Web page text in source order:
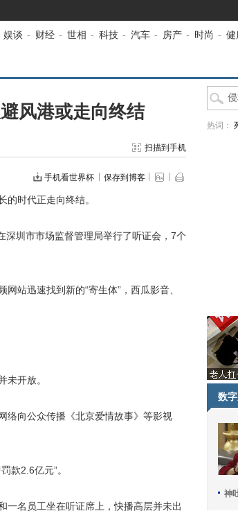
娱谈 - 财经 - 世相 - 科技 - 汽车 - 房产 - 时尚 - 健
风港或走向终结
扫描到手机
手机看世界杯 保存到博客
时代正走向终结。
圳市市场监督管理局举行了听证会，7个
站迅速找到新的“寄生体”，西瓜影音、
开放。
向公众传播《北京爱情故事》等影视
款2.6亿元”。
名员工坐在听证席上，快播高层并未出
热词：
数
神